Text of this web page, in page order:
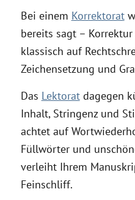
Bei einem Korrektorat
bereits sagt –
klassisch auf
Zeichensetzung und
Das Lektoratdagegen
Inhalt, Stringenz und
achtet auf
Füllwörter und
verleiht Ihrem
Feinschliff.